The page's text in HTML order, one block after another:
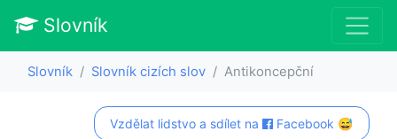
Slovník
Slovník Slovník cizích slov Antikoncepční
Vzdělat lidstvo a sdílet na Facebook 😅